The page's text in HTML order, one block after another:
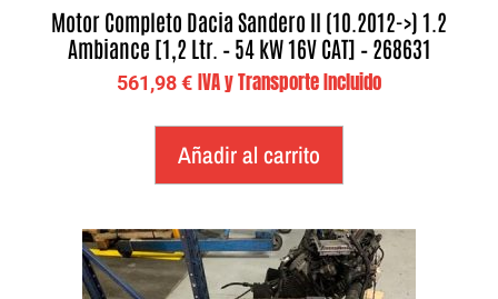
Motor Completo Dacia Sandero II (10.2012->) 1.2
Ambiance [1,2 Ltr. – 54 kW 16V CAT] – 268631
561,98€ IVA y Transporte Incluido
Añadir al carrito